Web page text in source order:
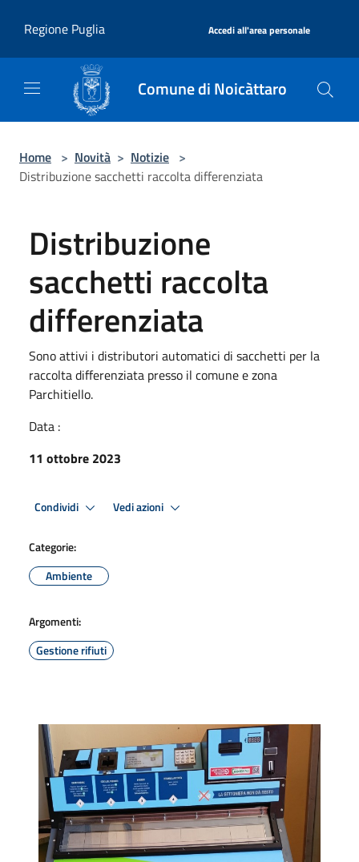
Regione Puglia
Accedi all'area personale
Comune di Noicàttaro
Home > Novità > Notizie >
Distribuzione sacchetti raccolta differenziata
Distribuzione
sacchetti raccolta
differenziata
Sono attivi i distributori automatici di sacchetti per la
raccolta differenziata presso il comune e zona
Parchitiello.
Data :
11 ottobre 2023
Condividi Vedi azioni
Categorie:
Ambiente
Argomenti:
Gestione rifiuti